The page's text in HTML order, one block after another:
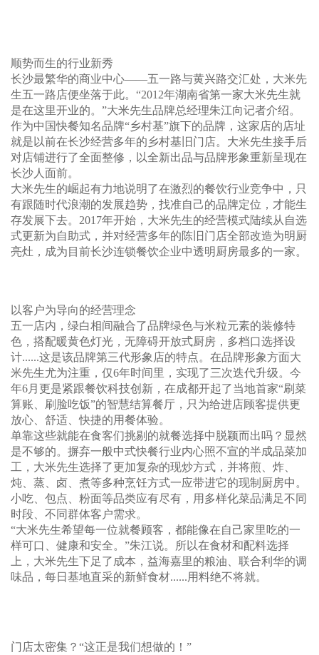
顺势而生的行业新秀
长沙最繁华的商业中心——五一路与黄兴路交汇处，大米先
生五一路店便坐落于此。“2012年湖南省第一家大米先生就
是在这里开业的。”大米先生品牌总经理朱江向记者介绍。
作为中国快餐知名品牌“乡村基”旗下的品牌，这家店的店址
就是以前在长沙经营多年的乡村基旧门店。大米先生接手后
对店铺进行了全面整修，以全新出品与品牌形象重新呈现在
长沙人面前。
大米先生的崛起有力地说明了在激烈的餐饮行业竞争中，只
有跟随时代浪潮的发展趋势，找准自己的品牌定位，才能生
存发展下去。2017年开始，大米先生的经营模式陆续从自选
式更新为自助式，并对经营多年的陈旧门店全部改造为明厨
亮灶，成为目前长沙连锁餐饮企业中透明厨房最多的一家。
以客户为导向的经营理念
五一店内，绿白相间融合了品牌绿色与米粒元素的装修特
色，搭配暖黄色灯光，无障碍开放式厨房，多档口选择设
计......这是该品牌第三代形象店的特点。在品牌形象方面大
米先生尤为注重，仅6年时间里，实现了三次迭代升级。今
年6月更是紧跟餐饮科技创新，在成都开起了当地首家“刷菜
算账、刷脸吃饭”的智慧结算餐厅，只为给进店顾客提供更
放心、舒适、快捷的用餐体验。
单靠这些就能在食客们挑剔的就餐选择中脱颖而出吗？显然
是不够的。摒弃一般中式快餐行业内心照不宣的半成品菜加
工，大米先生选择了更加复杂的现炒方式，并将煎、炸、
炖、蒸、卤、煮等多种烹饪方式一应带进它的现制厨房中。
小吃、包点、粉面等品类应有尽有，用多样化菜品满足不同
时段、不同群体客户需求。
“大米先生希望每一位就餐顾客，都能像在自己家里吃的一
样可口、健康和安全。”朱江说。所以在食材和配料选择
上，大米先生下足了成本，益海嘉里的粮油、联合利华的调
味品，每日基地直采的新鲜食材......用料绝不将就。
门店太密集？“这正是我们想做的！”